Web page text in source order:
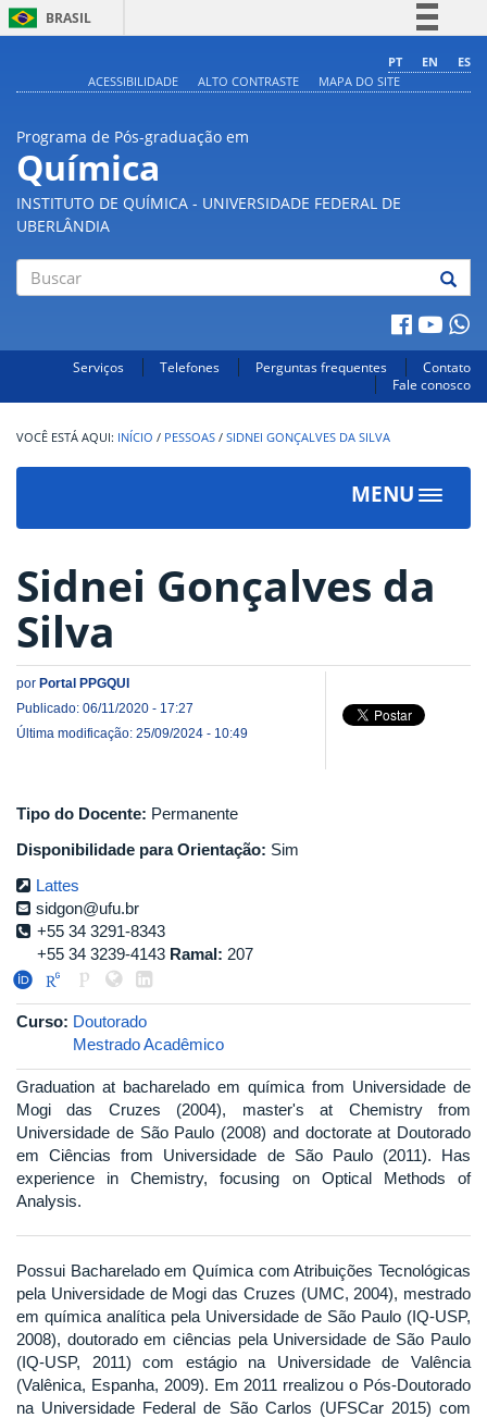
BRASIL
Comunica BR
PT EN
ES
ACESSIBILIDADE
ALTO CONTRASTE MAPA DO SITE
Programa de Pós-graduação em
Química
INSTITUTO DE QUÍMICA - UNIVERSIDADE FEDERAL DE
UBERLÂNDIA
Serviços Telefones Perguntas frequentes
Contato
Fale conosco
INÍCIO / PESSOAS / SIDNEI GONÇALVES DA SILVA
MENU
Toggle
Sidnei Gonçalves da
Silva
por Portal PPGQUI
Publicado: 06/11/2020 - 17:27
Última modificação: 25/09/2024 - 10:49
Tipo do Docente: Permanente
Disponibilidade para Orientação: Sim
Lattes
sidgon@ufu.br
+55 34 3291-8343
+55 34 3239-4143 Ramal: 207
Curso: Doutorado
Mestrado Acadêmico
Graduation at bacharelado em química from Universidade de
Mogi das Cruzes (2004), master's at Chemistry from
Universidade de São Paulo (2008) and doctorate at Doutorado
em Ciências from Universidade de São Paulo (2011). Has
experience in Chemistry, focusing on Optical Methods of
Analysis.
Possui Bacharelado em Química com Atribuições Tecnológicas
pela Universidade de Mogi das Cruzes (UMC, 2004), mestrado
em química analítica pela Universidade de São Paulo (IQ-USP,
2008), doutorado em ciências pela Universidade de São Paulo
(IQ-USP, 2011) com estágio na Universidade de Valência
(Valênica, Espanha, 2009). Em 2011 rrealizou o Pós-Doutorado
na Universidade Federal de São Carlos (UFSCar 2015) com